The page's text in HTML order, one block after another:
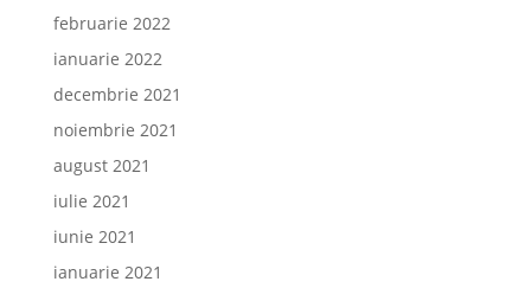
februarie 2022
ianuarie 2022
decembrie 2021
noiembrie 2021
august 2021
iulie 2021
iunie 2021
ianuarie 2021